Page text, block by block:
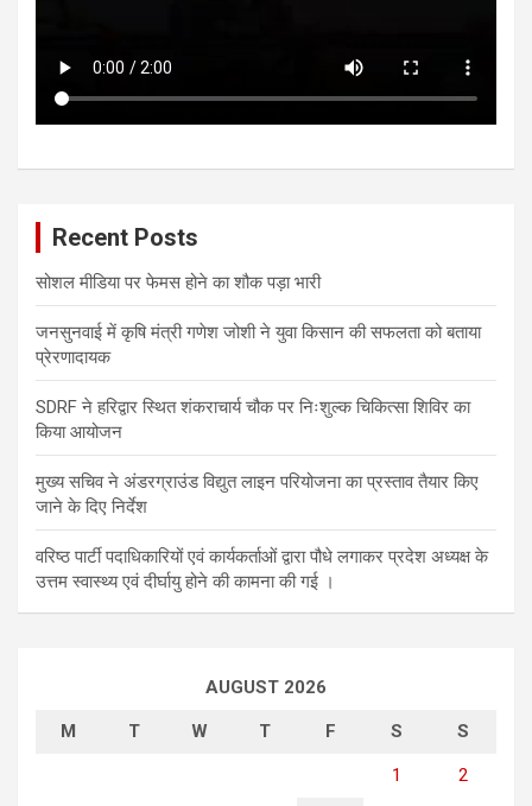
Recent Posts
सोशल मीडिया पर फेमस होने का शौक पड़ा भारी
जनसुनवाई में कृषि मंत्री गणेश जोशी ने युवा किसान की सफलता को बताया
प्रेरणादायक
SDRF ने हरिद्वार स्थित शंकराचार्य चौक पर निःशुल्क चिकित्सा शिविर का
किया आयोजन
मुख्य सचिव ने अंडरग्राउंड विद्युत लाइन परियोजना का प्रस्ताव तैयार किए
जाने के दिए निर्देश
वरिष्ठ पार्टी पदाधिकारियों एवं कार्यकर्ताओं द्वारा पौधे लगाकर प्रदेश अध्यक्ष के
उत्तम स्वास्थ्य एवं दीर्घायु होने की कामना की गई ।
AUGUST 2026
M T W T F S S
1 2